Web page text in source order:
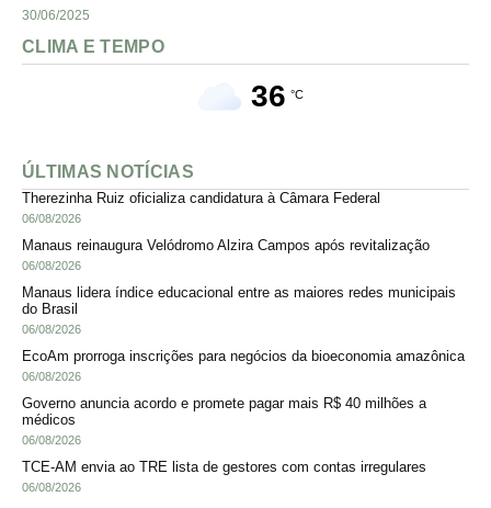
30/06/2025
CLIMA E TEMPO
36 °C
ÚLTIMAS NOTÍCIAS
Therezinha Ruiz oficializa candidatura à Câmara Federal
06/08/2026
Manaus reinaugura Velódromo Alzira Campos após revitalização
06/08/2026
Manaus lidera índice educacional entre as maiores redes municipais
do Brasil
06/08/2026
EcoAm prorroga inscrições para negócios da bioeconomia amazônica
06/08/2026
Governo anuncia acordo e promete pagar mais R$ 40 milhões a
médicos
06/08/2026
TCE-AM envia ao TRE lista de gestores com contas irregulares
06/08/2026